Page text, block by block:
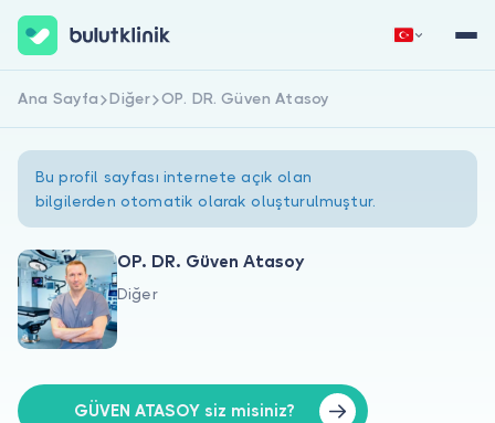
Hakkımızda
Doktorlar için
Hemen Kaydol Giriş Yap
Ana Sayfa Diğer OP. DR. Güven Atasoy
Bu profil sayfası internete açık olan
bilgilerden otomatik olarak oluşturulmuştur.
OP. DR. Güven Atasoy
Diğer
GÜVEN ATASOY siz misiniz?